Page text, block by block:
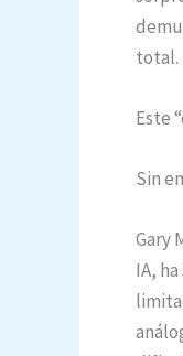
total.
Este
Sin
Gary
IA,